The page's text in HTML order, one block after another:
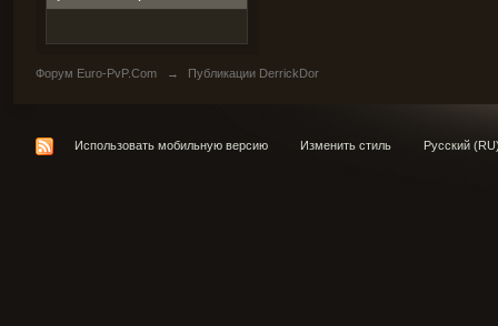
Форум Euro-PvP.Com → Публикации DerrickDor
Использовать мобильную версию Изменить стиль Русский